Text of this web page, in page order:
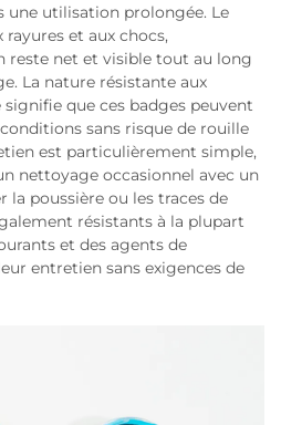
une utilisation prolongée. Le
et aux chocs,
reste net et visible tout au long
La nature résistante aux
que ces badges peuvent
sans risque de rouille
est particulièrement simple,
nettoyage occasionnel avec un
poussière ou les traces de
résistants à la plupart
et des agents de
entretien sans exigences de